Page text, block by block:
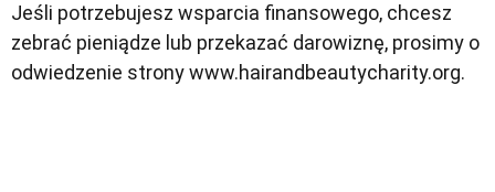
Jeśli potrzebujesz wsparcia finansowego, chcesz
zebrać pieniądze lub przekazać darowiznę, prosimy o
odwiedzenie strony www.hairandbeautycharity.org.